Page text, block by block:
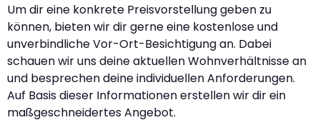
Um dir eine konkrete Preisvorstellung geben zu
können, bieten wir dir gerne eine kostenlose und
unverbindliche Vor-Ort-Besichtigung an. Dabei
schauen wir uns deine aktuellen Wohnverhältnisse an
und besprechen deine individuellen Anforderungen.
Auf Basis dieser Informationen erstellen wir dir ein
maßgeschneidertes Angebot.